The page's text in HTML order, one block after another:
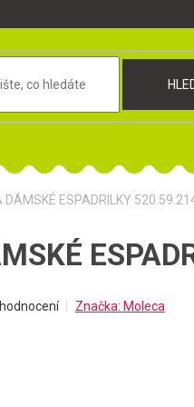
DÁMSKÉ ESPADRILKY
Značka: Moleca